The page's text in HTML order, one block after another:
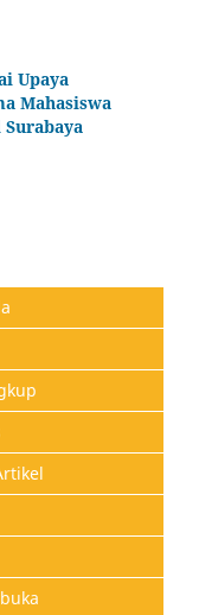
Upaya
Mahasiswa